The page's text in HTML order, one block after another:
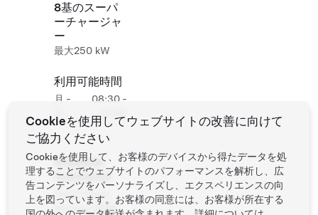
8基のスーパ
ーチャージャ
ー
最大250 kW
利用可能時間
月 -
08:30 -
23:00
Roadside
Assistance
Tesla Owner
Service:
0120
Cookieを使用してウェブサイトの改善に向けて
ご協力ください
Cookieを使用して、お客様のデバイスから得たデータを処
理することでウェブサイトのパフォーマンスを解析し、広
告コンテンツをパーソナライズし、エクスペリエンスの向
上を図っています。お客様の同意には、お客様が所在する